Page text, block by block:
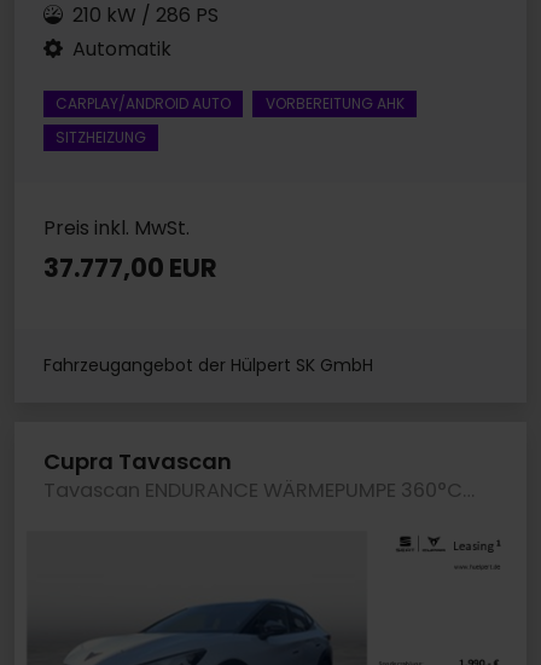
210 kW / 286 PS
Automatik
CARPLAY/ANDROID AUTO
VORBEREITUNG AHK
SITZHEIZUNG
Preis inkl. MwSt.
37.777,00 EUR
Fahrzeugangebot der Hülpert SK GmbH
Cupra Tavascan
Tavascan ENDURANCE WÄRMEPUMPE 360°CAM ACC LM19